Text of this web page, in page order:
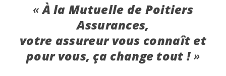
À la Mutuelle de Poitiers
Assurances,
votre assureur vous connaît et
pour vous, ça change tout !